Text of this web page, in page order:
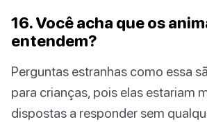
16. Você acha que os
entendem?
Perguntas estranhas como essa
para crianças, pois elas estariam
dispostas a responder sem